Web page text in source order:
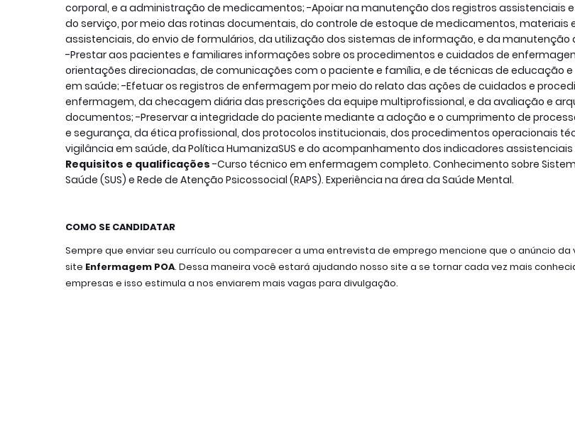
corporal, e a administração de medicamentos; -Apoiar na manutenção dos registros assistenciais
do serviço, por meio das rotinas documentais, do controle de estoque de medicamentos, materiais
assistenciais, do envio de formulários, da utilização dos sistemas de informação, e da manutenção
-Prestar aos pacientes e familiares informações sobre os procedimentos e cuidados de
orientações direcionadas, de comunicações com o paciente e família, e de técnicas de educação
em saúde; -Efetuar os registros de enfermagem por meio do relato das ações de cuidados e
enfermagem, da checagem diária das prescrições da equipe multiprofissional, e da avaliação e
documentos; -Preservar a integridade do paciente mediante a adoção e o cumprimento de
e segurança, da ética profissional, dos protocolos institucionais, dos procedimentos operacionais
vigilância em saúde, da Política HumanizaSUS e do acompanhamento dos indicadores
Requisitos e qualificações -Curso técnico em enfermagem completo. Conhecimento sobre
Saúde (SUS) e Rede de Atenção Psicossocial (RAPS). Experiência na área da Saúde Mental.
COMO SE CANDIDATAR
Sempre que enviar seu currículo ou comparecer a uma entrevista de emprego mencione que o anúncio da
site Enfermagem POA. Dessa maneira você estará ajudando nosso site a se tornar cada vez mais
empresas e isso estimula a nos enviarem mais vagas para divulgação.